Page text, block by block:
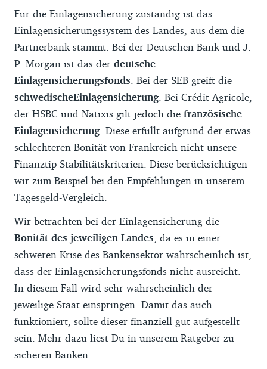
Für die Einlagensicherung zuständig ist das
Einlagensicherungssystem des Landes, aus dem die
Partnerbank stammt. Bei der Deutschen Bank und J.
P. Morgan ist das der deutsche
Einlagensicherungsfonds . Bei der SEB greift die
schwedischeEinlagensicherung. Bei Crédit Agricole,
der HSBC und Natixis gilt jedoch die französische
Einlagensicherung. Diese erfüllt aufgrund der etwas
schlechteren Bonität von Frankreich nicht unsere
Finanztip-Stabilitätskriterien . Diese berücksichtigen
wir zum Beispiel bei den Empfehlungen in unserem
Tagesgeld-Vergleich.
Wir betrachten bei der Einlagensicherung die
Bonität des jeweiligen Landes , da es in einer
schweren Krise des Bankensektor wahrscheinlich ist,
dass der Einlagensicherungsfonds nicht ausreicht.
In diesem Fall wird sehr wahrscheinlich der
jeweilige Staat einspringen. Damit das auch
funktioniert, sollte dieser finanziell gut aufgestellt
sein. Mehr dazu liest Du in unserem Ratgeber zu
sicheren Banken